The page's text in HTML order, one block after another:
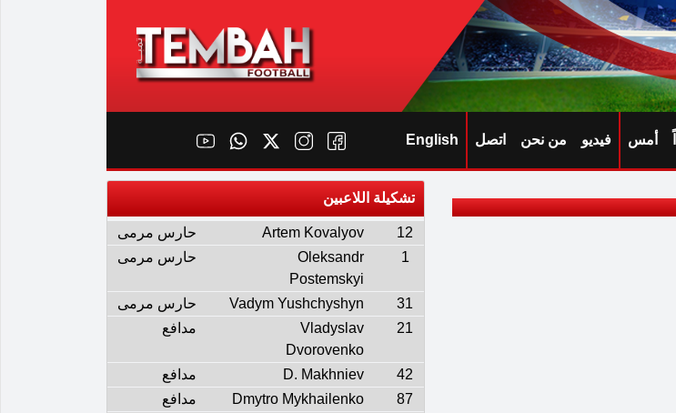
أمس فيديو من نحن اتصل English
تشكيلة اللاعبين
12
Artem Kovalyov
حارس مرمى
1
Oleksandr
Postemskyi
حارس مرمى
31
Vadym Yushchyshyn
حارس مرمى
21
Vladyslav
Dvorovenko
مدافع
42
D. Makhniev
مدافع
87
Dmytro Mykhailenko
مدافع